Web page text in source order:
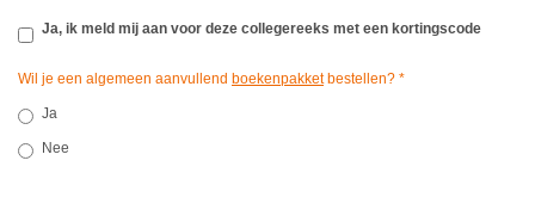
Ja, ik meld mij aan voor deze collegereeks met een kortingscode
Wil je een algemeen aanvullend boekenpakketbestellen? *
Ja
Nee